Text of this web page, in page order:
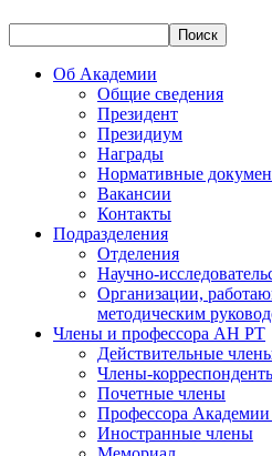
Об Академии
Общие сведения
Президент
Президиум
Награды
Нормативные
Вакансии
Контакты
Подразделения
Отделения
Научно-
Организации,
методическим
Члены и профессора АН РТ
Действительные
Члены-
Почетные члены
Профессора
Иностранные члены